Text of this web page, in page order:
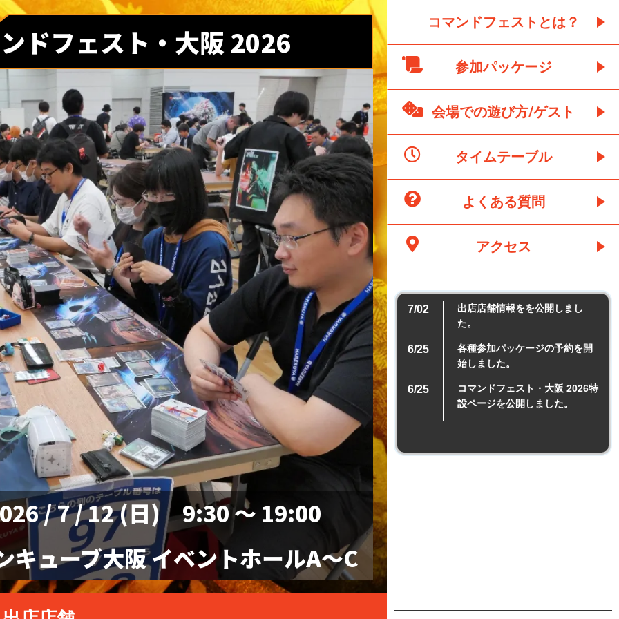
ドフェスト・大阪 2026
/ 7 / 12 (日) 9:30 ～ 19:00
キューブ大阪 イベントホールA～C
コマンドフェストとは？
参加パッケージ
会場での遊び方/ゲスト
タイムテーブル
よくある質問
アクセス
7/02
出店店舗情報をを公開しまし
た。
6/25
各種参加パッケージの予約を開
始しました。
6/25
コマンドフェスト・大阪 2026特
設ページを公開しました。